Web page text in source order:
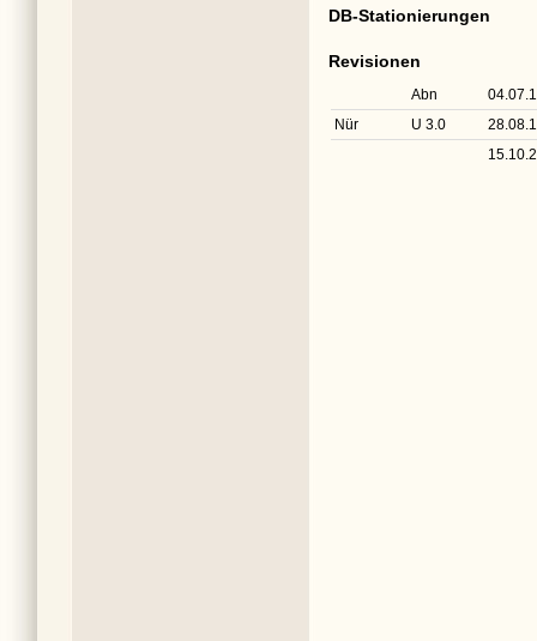
DB-Stationierungen
Revisionen
Abn
Nür
U 3.0